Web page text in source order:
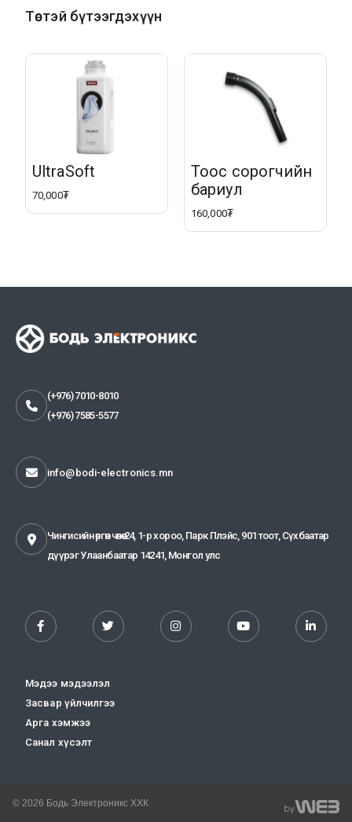
Төстэй бүтээгдэхүүн
UltraSoft
70,000₮
Тоос сорогчийн
бариул
160,000₮
(+976) 7010-8010
(+976) 7585-5577
info@bodi-electronics.mn
Чингисийн өргөн чөлөө-24, 1-р хороо, Парк Плэйс, 901 тоот, Сүхбаатар
дүүрэг Улаанбаатар 14241, Монгол улс
Мэдээ мэдээлэл
Засвар үйлчилгээ
Арга хэмжээ
Санал хүсэлт
© 2026 Бодь Электроникс ХХК